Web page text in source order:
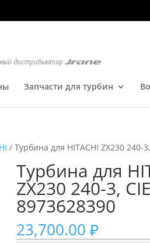
Запчасти для турбин
/ Турбина для HITACHI ZX230 240-
Турбина для
ZX230 240-3,
8973628390
23,700.00₽